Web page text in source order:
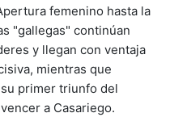
femenino hasta la
"gallegas" continúan
y llegan con ventaja
mientras que
primer triunfo del
a Casariego.